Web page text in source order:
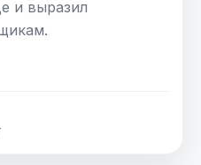
и выразил